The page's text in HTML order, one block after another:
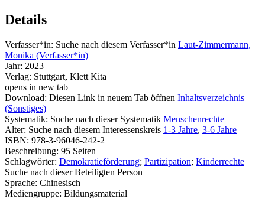
Details
Verfasser*in: Suche nach diesem Verfasser*in Laut-Zimmermann,
Monika (Verfasser*in)
Jahr: 2023
Verlag: Stuttgart, Klett Kita
opens in new tab
Download: Diesen Link in neuem Tab öffnen Inhaltsverzeichnis
(Sonstiges)
Systematik: Suche nach dieser Systematik Menschenrechte
Alter: Suche nach diesem Interessenskreis 1-3 Jahre, 3-6 Jahre
ISBN: 978-3-96046-242-2
Beschreibung: 95 Seiten
Schlagwörter: Demokratieförderung; Partizipation; Kinderrechte
Suche nach dieser Beteiligten Person
Sprache: Chinesisch
Mediengruppe: Bildungsmaterial